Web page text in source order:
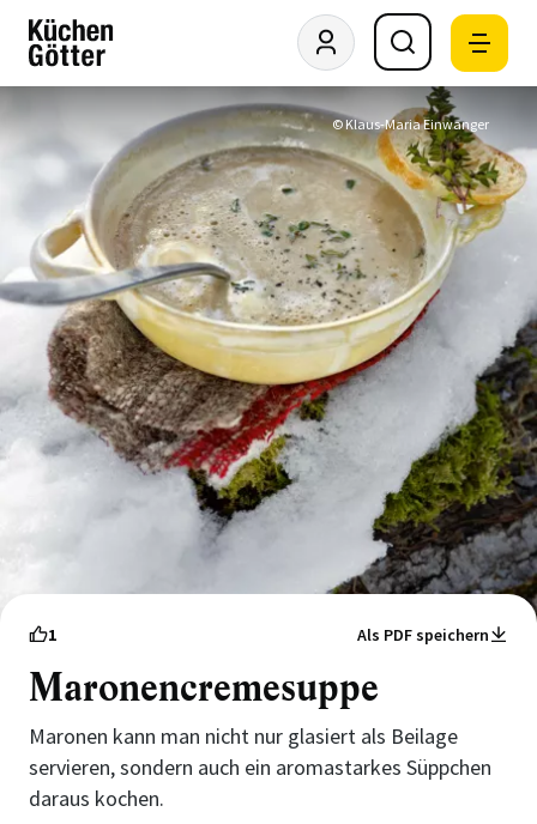
© Klaus-Maria Einwanger
1 Als PDF speichern
Maronencremesuppe
Maronen kann man nicht nur glasiert als Beilage
servieren, sondern auch ein aromastarkes Süppchen
daraus kochen.